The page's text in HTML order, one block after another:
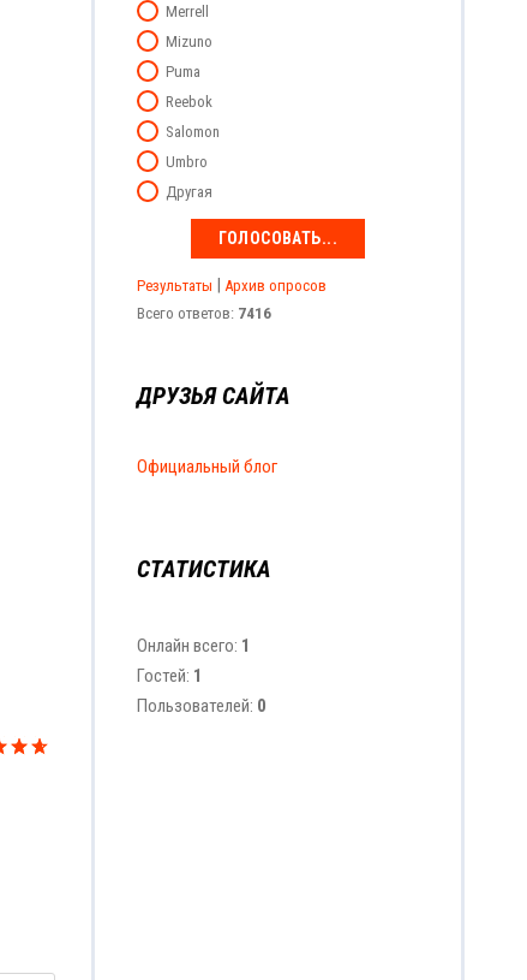
Merrell
Mizuno
Puma
Reebok
Salomon
Umbro
Другая
Результаты | Архив опросов
Всего ответов: 7416
ДРУЗЬЯ САЙТА
Официальный блог
СТАТИСТИКА
Онлайн всего: 1
Гостей: 1
Пользователей: 0